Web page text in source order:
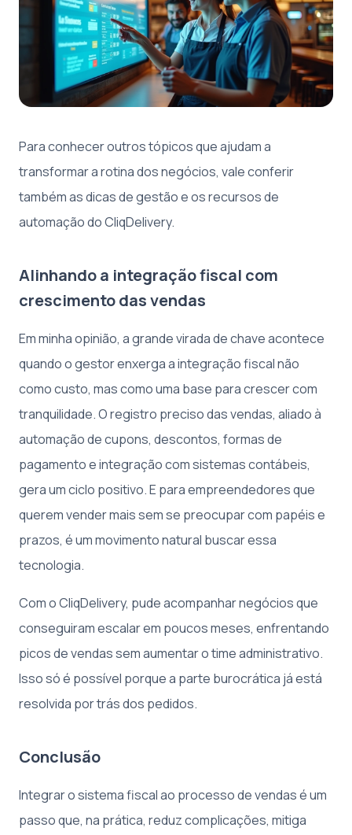
Para conhecer outros tópicos que ajudam a
transformar a rotina dos negócios, vale conferir
também as dicas de gestão e os recursos de
automação do CliqDelivery.
Alinhando a integração fiscal com
crescimento das vendas
Em minha opinião, a grande virada de chave acontece
quando o gestor enxerga a integração fiscal não
como custo, mas como uma base para crescer com
tranquilidade. O registro preciso das vendas, aliado à
automação de cupons, descontos, formas de
pagamento e integração com sistemas contábeis,
gera um ciclo positivo. E para empreendedores que
querem vender mais sem se preocupar com papéis e
prazos, é um movimento natural buscar essa
tecnologia.
Com o CliqDelivery, pude acompanhar negócios que
conseguiram escalar em poucos meses, enfrentando
picos de vendas sem aumentar o time administrativo.
Isso só é possível porque a parte burocrática já está
resolvida por trás dos pedidos.
Conclusão
Integrar o sistema fiscal ao processo de vendas é um
passo que, na prática, reduz complicações, mitiga